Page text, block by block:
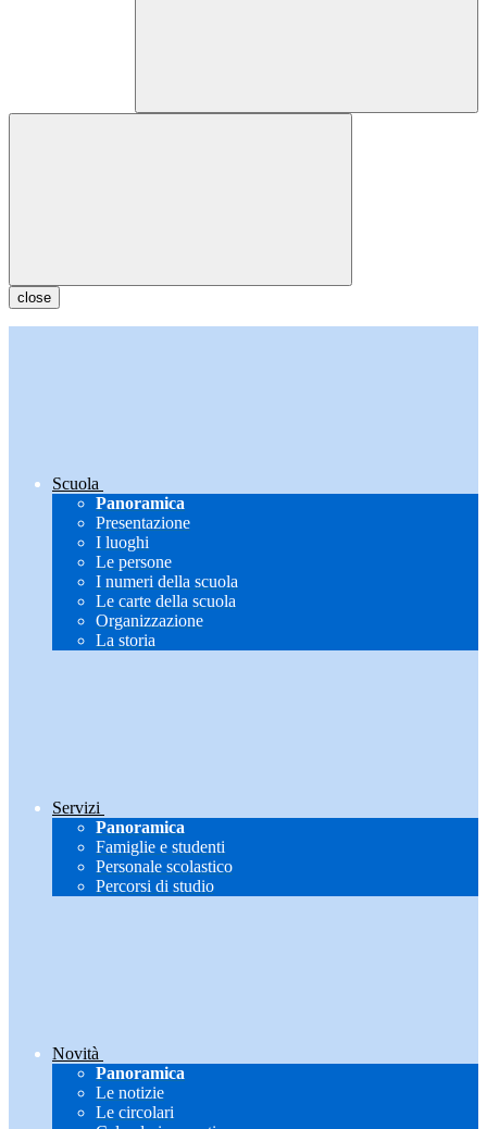
close
Scuola
Panoramica
Presentazione
I luoghi
Le persone
I numeri della scuola
Le carte della scuola
Organizzazione
La storia
Servizi
Panoramica
Famiglie e studenti
Personale scolastico
Percorsi di studio
Novità
Panoramica
Le notizie
Le circolari